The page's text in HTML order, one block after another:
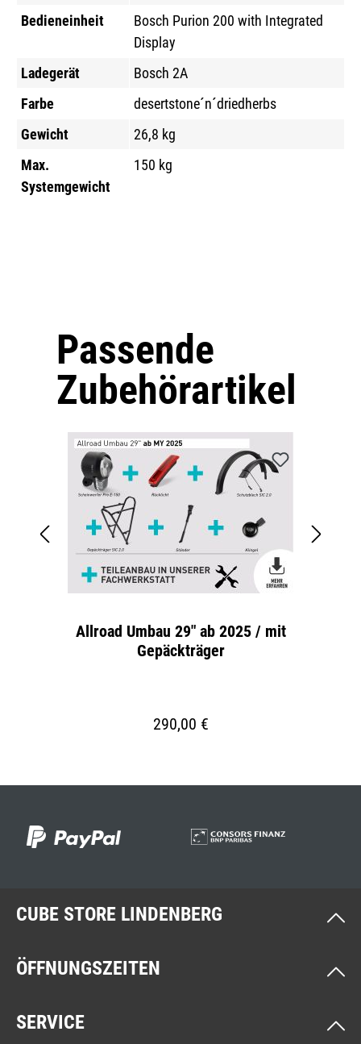
Bedieneinheit
Bosch Purion 200 with Integrated
Display
Ladegerät
Bosch 2A
Farbe
desertstone´n´driedherbs
Gewicht
26,8 kg
Max.
Systemgewicht
150 kg
Produktgalerie überspringen
Passende
Zubehörartikel
Allroad Umbau 29" ab 2025 / mit
Gepäckträger
290,00 €
CUBE STORE LINDENBERG
ÖFFNUNGSZEITEN
SERVICE